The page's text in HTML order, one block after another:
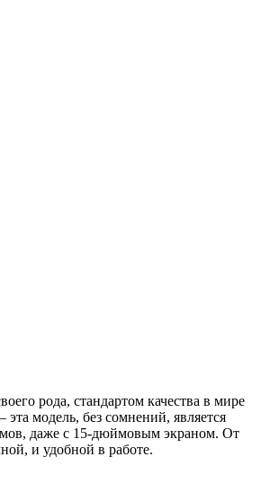
рода, стандартом качества в мире
модель, без сомнений, является
даже с 15-дюймовым экраном. От
и удобной в работе.